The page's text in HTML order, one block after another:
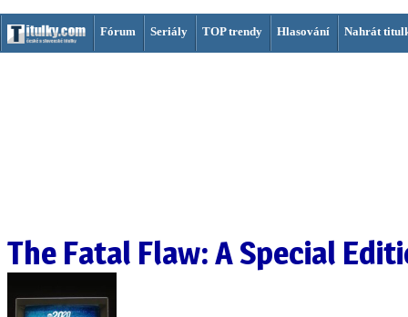
Fórum Seriály TOP trendy Hlasování Nahrát
The Fatal Flaw: A Special